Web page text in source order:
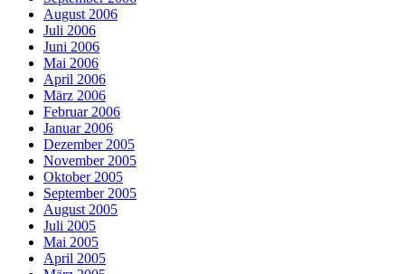
August 2006
Juli 2006
Juni 2006
Mai 2006
April 2006
März 2006
Februar 2006
Januar 2006
Dezember 2005
November 2005
Oktober 2005
September 2005
August 2005
Juli 2005
Mai 2005
April 2005